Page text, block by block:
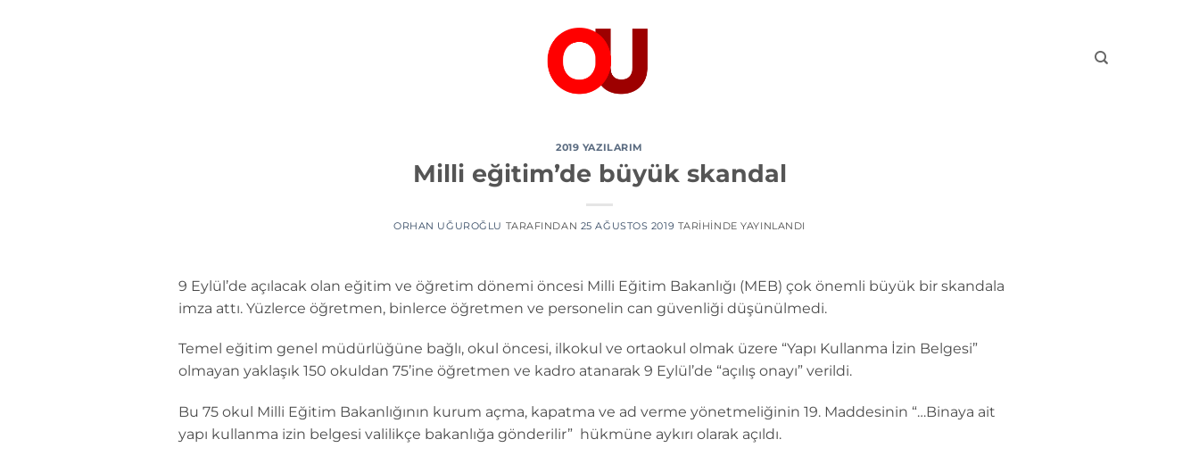
2019 YAZILARIM
Milli eğitim’de büyük skandal
ORHAN UĞUROĞLU TARAFINDAN 25 AĞUSTOS 2019 TARIHINDE YAYINLANDI
9 Eylül’de açılacak olan eğitim ve öğretim dönemi öncesi Milli Eğitim Bakanlığı (MEB) çok önemli büyük bir skandala
imza attı. Yüzlerce öğretmen, binlerce öğretmen ve personelin can güvenliği düşünülmedi.
Temel eğitim genel müdürlüğüne bağlı, okul öncesi, ilkokul ve ortaokul olmak üzere “Yapı Kullanma İzin Belgesi”
olmayan yaklaşık 150 okuldan 75’ine öğretmen ve kadro atanarak 9 Eylül’de “açılış onayı” verildi.
Bu 75 okul Milli Eğitim Bakanlığının kurum açma, kapatma ve ad verme yönetmeliğinin 19. Maddesinin “…Binaya ait
yapı kullanma izin belgesi valilikçe bakanlığa gönderilir” hükmüne aykırı olarak açıldı.